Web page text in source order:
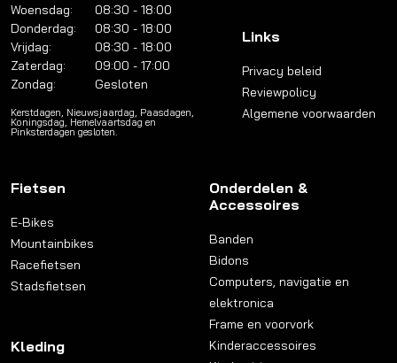
Woensdag:
08:30 - 18:00
Donderdag:
08:30 - 18:00
Vrijdag:
08:30 - 18:00
Zaterdag:
09:00 - 17:00
Zondag:
Gesloten
Kerstdagen, Nieuwsjaardag, Paasdagen,
Koningsdag, Hemelvaartsdag en
Pinksterdagen gesloten.
Links
Privacy beleid
Reviewpolicy
Algemene voorwaarden
Fietsen
E-Bikes
Mountainbikes
Racefietsen
Stadsfietsen
Kleding
Onderdelen &
Accessoires
Banden
Bidons
Computers, navigatie en
elektronica
Frame en voorvork
Kinderaccessoires